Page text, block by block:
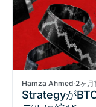
Hamza Ahmed·2ヶ月
Strategyが